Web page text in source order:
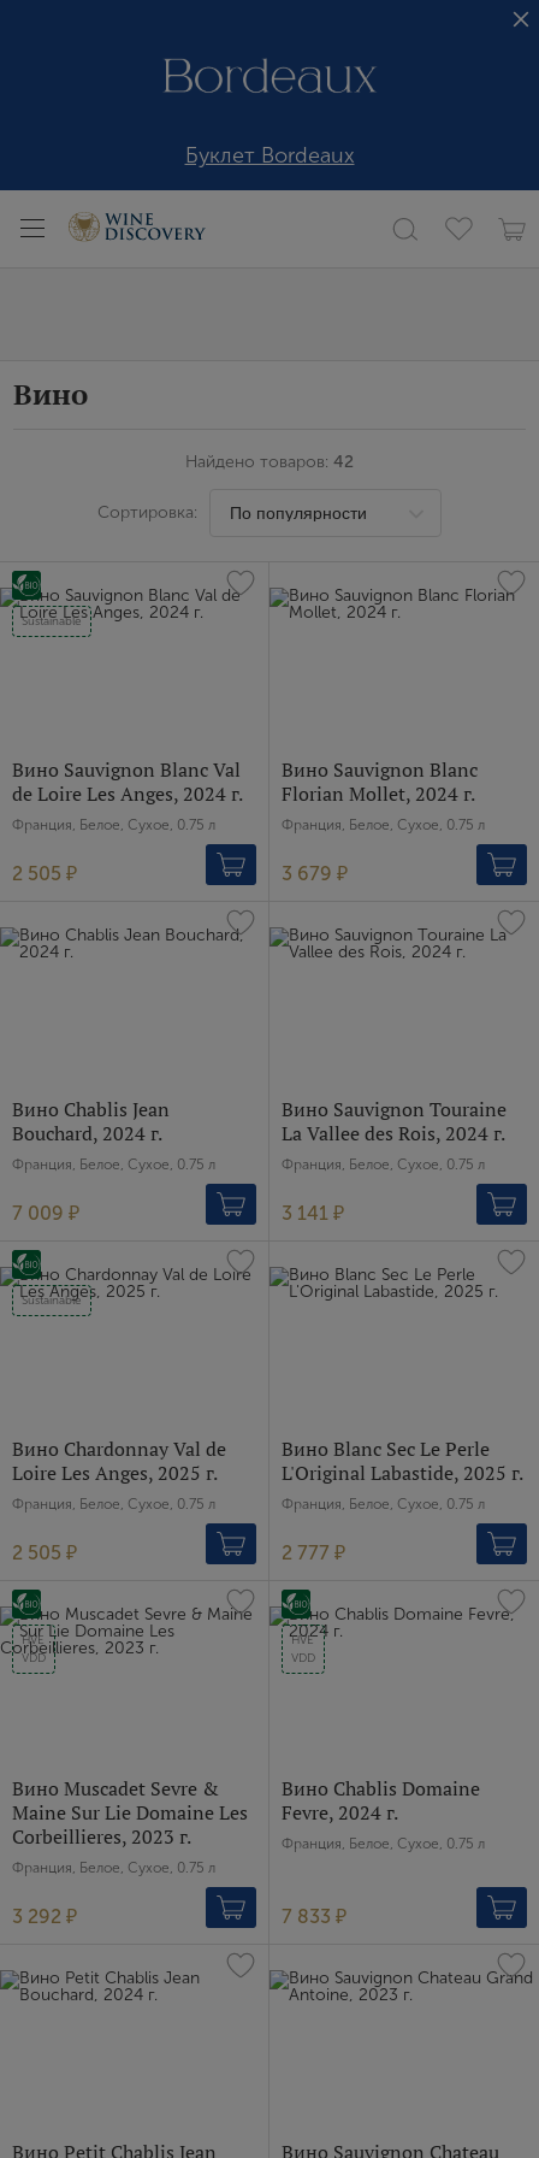
Буклет Bordeaux
Вино
Найдено товаров: 42
Сортировка:
Sustainable
Вино Sauvignon Blanc Val
de Loire Les Anges, 2024 г.
Франция, Белое, Сухое, 0.75 л
2 505 ₽
Вино Sauvignon Blanc
Florian Mollet, 2024 г.
Франция, Белое, Сухое, 0.75 л
3 679 ₽
Вино Chablis Jean
Bouchard, 2024 г.
Франция, Белое, Сухое, 0.75 л
7 009 ₽
Вино Sauvignon Touraine
La Vallee des Rois, 2024 г.
Франция, Белое, Сухое, 0.75 л
3 141 ₽
Sustainable
Вино Chardonnay Val de
Loire Les Anges, 2025 г.
Франция, Белое, Сухое, 0.75 л
2 505 ₽
Вино Blanc Sec Le Perle
L'Original Labastide, 2025 г.
Франция, Белое, Сухое, 0.75 л
2 777 ₽
HVE
VDD
Вино Muscadet Sevre &
Maine Sur Lie Domaine Les
Corbeillieres, 2023 г.
Франция, Белое, Сухое, 0.75 л
3 292 ₽
HVE
VDD
Вино Chablis Domaine
Fevre, 2024 г.
Франция, Белое, Сухое, 0.75 л
7 833 ₽
Вино Petit Chablis Jean
Вино Sauvignon Chateau